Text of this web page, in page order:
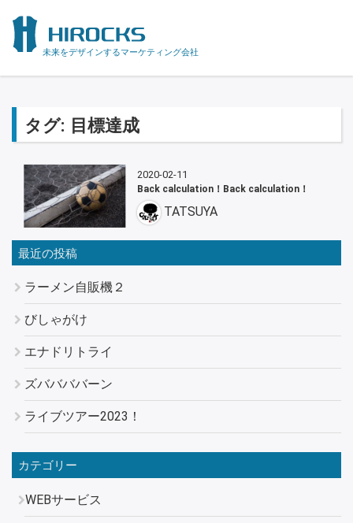
未来をデザインするマーケティング会社
タグ: 目標達成
2020-02-11
Back calculation！Back calculation！
TATSUYA
最近の投稿
ラーメン自販機２
びしゃがけ
エナドリトライ
ズババババーン
ライブツアー2023！
カテゴリー
WEBサービス